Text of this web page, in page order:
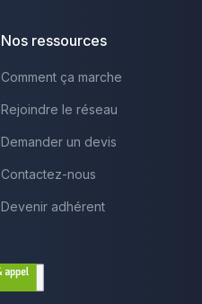
Nos ressources
Comment ça marche
Rejoindre le réseau
Demander un devis
Contactez-nous
Devenir adhérent